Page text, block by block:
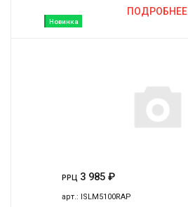
Новинка
ПОДРОБНЕЕ
РРЦ 3 985 ₽
арт.: ISLM5100RAP